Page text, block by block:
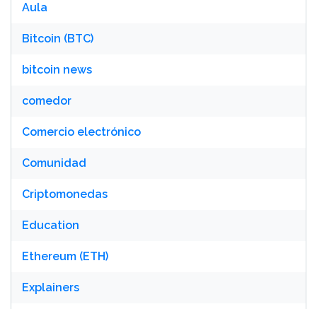
Aula
Bitcoin (BTC)
bitcoin news
comedor
Comercio electrónico
Comunidad
Criptomonedas
Education
Ethereum (ETH)
Explainers